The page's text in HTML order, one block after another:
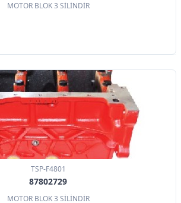
MOTOR BLOK 3 SİLİNDİR
TSP-F4801
87802729
MOTOR BLOK 3 SİLİNDİR